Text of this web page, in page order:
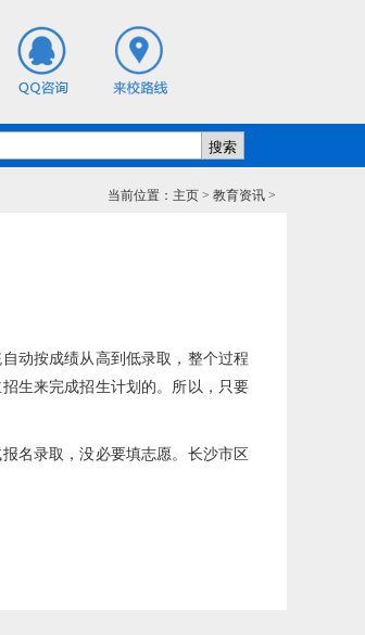
当前位置： 主页 > 教育资讯 >
动按成绩从高到低录取，整个过程
生来完成招生计划的。所以，只要
名录取，没必要填志愿。长沙市区